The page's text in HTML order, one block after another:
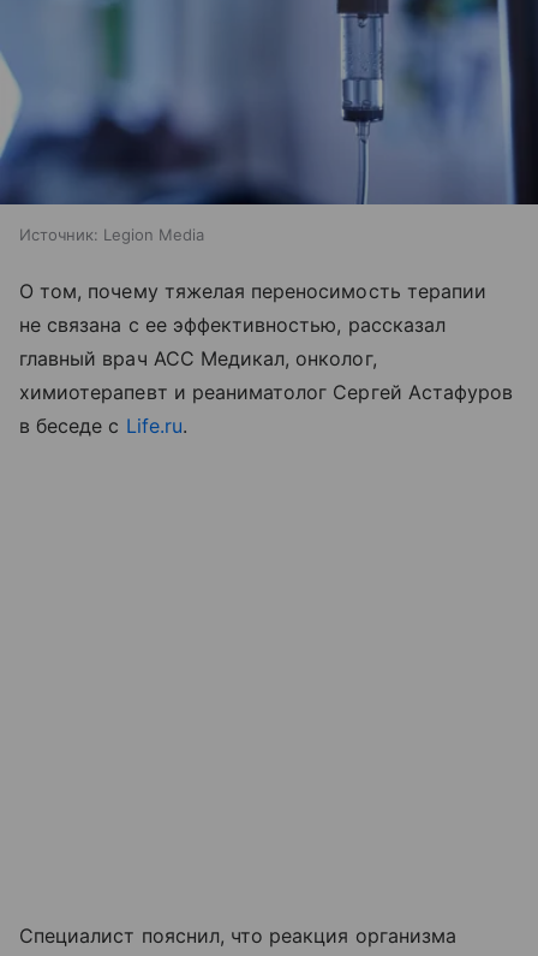
Источник: Legion Media
О том, почему тяжелая переносимость терапии
не связана с ее эффективностью, рассказал
главный врач АСС Медикал, онколог,
химиотерапевт и реаниматолог Сергей Астафуров
в беседе с Life.ru.
Специалист пояснил, что реакция организма